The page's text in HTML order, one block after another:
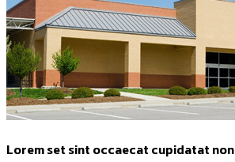
Lorem set sint occaecat cupidatat non